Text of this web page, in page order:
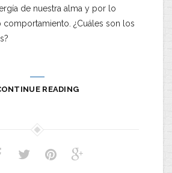
de nuestra alma y por lo
comportamiento. ¿Cuáles son los
READING